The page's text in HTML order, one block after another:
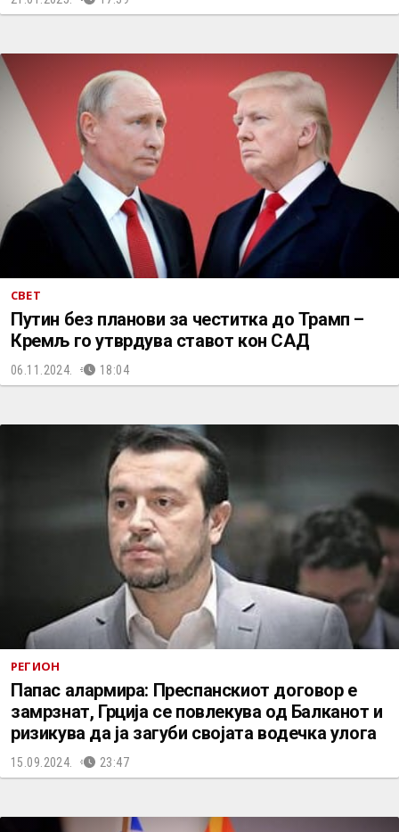
СВЕТ
Путин без планови за честитка до Трамп –
Кремљ го утврдува ставот кон САД
06.11.2024. 18:04
РЕГИОН
Папас алармира: Преспанскиот договор е
замрзнат, Грција се повлекува од Балканот и
ризикува да ја загуби својата водечка улога
15.09.2024. 23:47